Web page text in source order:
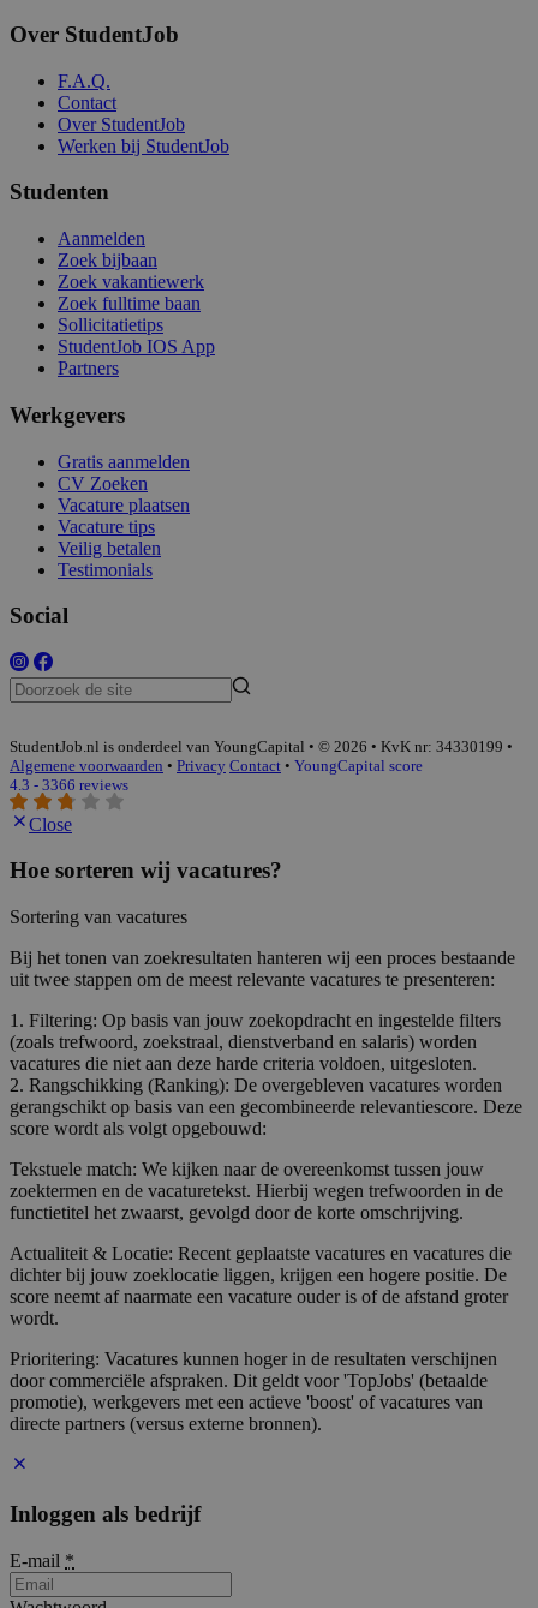
Over StudentJob
F.A.Q.
Contact
Over StudentJob
Werken bij StudentJob
Studenten
Aanmelden
Zoek bijbaan
Zoek vakantiewerk
Zoek fulltime baan
Sollicitatietips
StudentJob IOS App
Partners
Werkgevers
Gratis aanmelden
CV Zoeken
Vacature plaatsen
Vacature tips
Veilig betalen
Testimonials
Social
StudentJob.nl is onderdeel van YoungCapital • © 2026 • KvK nr: 34330199 •
Algemene voorwaarden • Privacy Contact • YoungCapital score
4.3 - 3366 reviews
Close
Hoe sorteren wij vacatures?
Sortering van vacatures
Bij het tonen van zoekresultaten hanteren wij een proces bestaande
uit twee stappen om de meest relevante vacatures te presenteren:
1. Filtering: Op basis van jouw zoekopdracht en ingestelde filters
(zoals trefwoord, zoekstraal, dienstverband en salaris) worden
vacatures die niet aan deze harde criteria voldoen, uitgesloten.
2. Rangschikking (Ranking): De overgebleven vacatures worden
gerangschikt op basis van een gecombineerde relevantiescore. Deze
score wordt als volgt opgebouwd:
Tekstuele match: We kijken naar de overeenkomst tussen jouw
zoektermen en de vacaturetekst. Hierbij wegen trefwoorden in de
functietitel het zwaarst, gevolgd door de korte omschrijving.
Actualiteit & Locatie: Recent geplaatste vacatures en vacatures die
dichter bij jouw zoeklocatie liggen, krijgen een hogere positie. De
score neemt af naarmate een vacature ouder is of de afstand groter
wordt.
Prioritering: Vacatures kunnen hoger in de resultaten verschijnen
door commerciële afspraken. Dit geldt voor 'TopJobs' (betaalde
promotie), werkgevers met een actieve 'boost' of vacatures van
directe partners (versus externe bronnen).
Inloggen als bedrijf
E-mail *